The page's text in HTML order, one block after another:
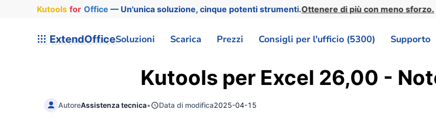
Kutools for Office— Un'unica soluzione, cinque potenti strumenti.Ottenere di più con meno sforzo.
ExtendOfficeSoluzioni Scarica Prezzi Consigli per l'ufficio (5300) Supporto
Kutools per Excel 26,00 -
AutoreAssistenza tecnica• Data di modifica2025-04-15